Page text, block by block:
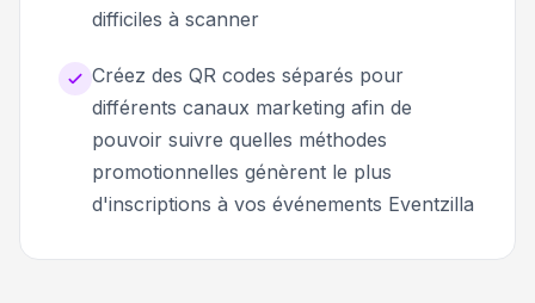
difficiles à scanner
Créez des QR codes séparés pour
différents canaux marketing afin de
pouvoir suivre quelles méthodes
promotionnelles génèrent le plus
d'inscriptions à vos événements Eventzilla